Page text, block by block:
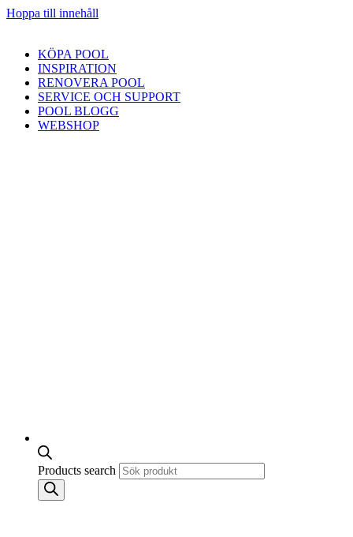
Hoppa till innehåll
KÖPA POOL
INSPIRATION
RENOVERA POOL
SERVICE OCH SUPPORT
POOL BLOGG
WEBSHOP
Products search